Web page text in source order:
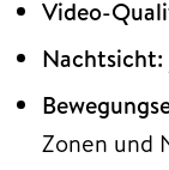
Video-
Nachtsicht:
Zonen und